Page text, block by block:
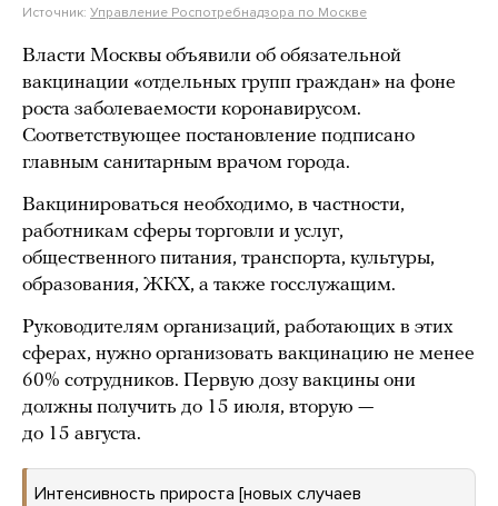
Источник: Управление Роспотребнадзора по Москве
Власти Москвы объявили об обязательной
вакцинации «отдельных групп граждан» на фоне
роста заболеваемости коронавирусом.
Соответствующее постановление подписано
главным санитарным врачом города.
Вакцинироваться необходимо, в частности,
работникам сферы торговли и услуг,
общественного питания, транспорта, культуры,
образования, ЖКХ, а также госслужащим.
Руководителям организаций, работающих в этих
сферах, нужно организовать вакцинацию не менее
60% сотрудников. Первую дозу вакцины они
должны получить до 15 июля, вторую —
до 15 августа.
Интенсивность прироста [новых случаев